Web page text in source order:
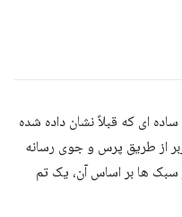
ای که قبلاً نشان داده شده
از طریق پرس و جوی رسانه
سبک ها بر اساس آن، یک تم